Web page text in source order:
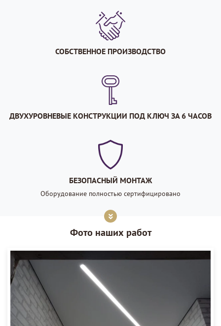
СОБСТВЕННОЕ ПРОИЗВОДСТВО
ДВУХУРОВНЕВЫЕ КОНСТРУКЦИИ ПОД КЛЮЧ ЗА 6 ЧАСОВ
БЕЗОПАСНЫЙ МОНТАЖ
Оборудование полностью сертифицировано
Фото наших работ